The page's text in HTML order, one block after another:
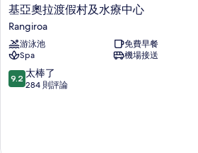
基
亞
奧
拉
渡
假
村
基亞奧拉渡假村及水療中心
Rangiroa
游泳池
免費早餐
Spa
機場接送
9.2
分，
9.2 太棒了
284 則評論